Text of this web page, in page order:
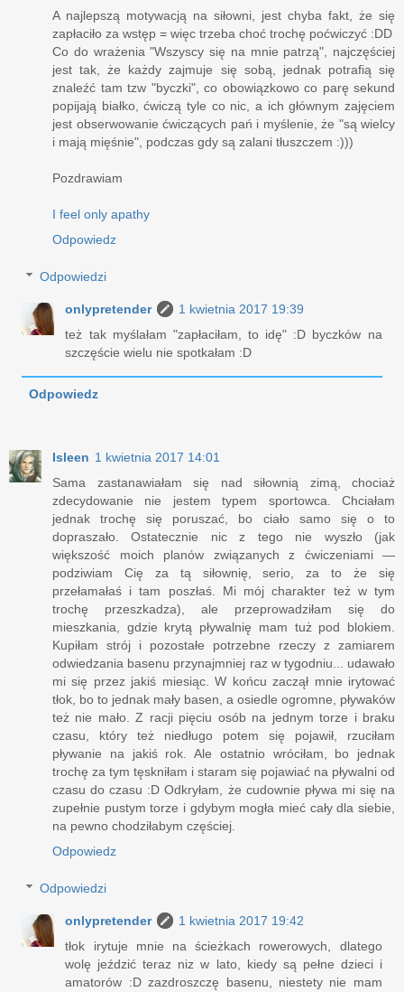
A najlepszą motywacją na siłowni, jest chyba fakt, że się
zapłaciło za wstęp = więc trzeba choć trochę poćwiczyć :DD
Co do wrażenia "Wszyscy się na mnie patrzą", najczęściej
jest tak, że każdy zajmuje się sobą, jednak potrafią się
znaleźć tam tzw "byczki", co obowiązkowo co parę sekund
popijają białko, ćwiczą tyle co nic, a ich głównym zajęciem
jest obserwowanie ćwiczących pań i myślenie, że "są wielcy
i mają mięśnie", podczas gdy są zalani tłuszczem :)))
Pozdrawiam
I feel only apathy
Odpowiedz
Odpowiedzi
onlypretender
1 kwietnia 2017 19:39
też tak myślałam "zapłaciłam, to idę" :D byczków na
szczęście wielu nie spotkałam :D
Odpowiedz
Isleen 1 kwietnia 2017 14:01
Sama zastanawiałam się nad siłownią zimą, chociaż
zdecydowanie nie jestem typem sportowca. Chciałam
jednak trochę się poruszać, bo ciało samo się o to
dopraszało. Ostatecznie nic z tego nie wyszło (jak
większość moich planów związanych z ćwiczeniami —
podziwiam Cię za tą siłownię, serio, za to że się
przełamałaś i tam poszłaś. Mi mój charakter też w tym
trochę przeszkadza), ale przeprowadziłam się do
mieszkania, gdzie krytą pływalnię mam tuż pod blokiem.
Kupiłam strój i pozostałe potrzebne rzeczy z zamiarem
odwiedzania basenu przynajmniej raz w tygodniu... udawało
mi się przez jakiś miesiąc. W końcu zaczął mnie irytować
tłok, bo to jednak mały basen, a osiedle ogromne, pływaków
też nie mało. Z racji pięciu osób na jednym torze i braku
czasu, który też niedługo potem się pojawił, rzuciłam
pływanie na jakiś rok. Ale ostatnio wróciłam, bo jednak
trochę za tym tęskniłam i staram się pojawiać na pływalni od
czasu do czasu :D Odkryłam, że cudownie pływa mi się na
zupełnie pustym torze i gdybym mogła mieć cały dla siebie,
na pewno chodziłabym częściej.
Odpowiedz
Odpowiedzi
onlypretender
1 kwietnia 2017 19:42
tłok irytuje mnie na ścieżkach rowerowych, dlatego
wolę jeździć teraz niz w lato, kiedy są pełne dzieci i
amatorów :D zazdroszczę basenu, niestety nie mam